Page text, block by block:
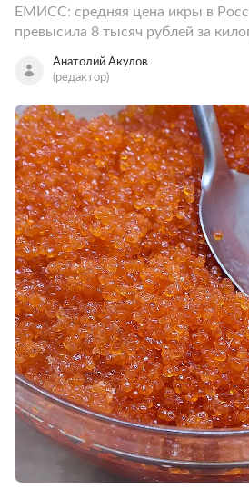
ЕМИСС: средняя цена икры в
превысила 8 тысяч рублей за
Анатолий Акулов
(редактор)